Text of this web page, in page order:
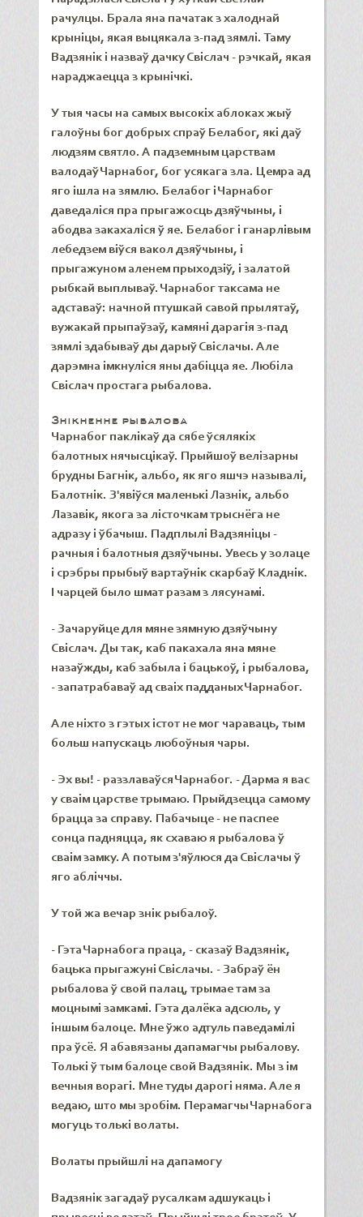
рачулцы. Брала яна пачатак з халоднай
крыніцы, якая выцякала з-пад зямлі. Таму
Вадзянік і назваў дачку Свіслач - рэчкай, якая
нараджаецца з крынічкі.
У тыя часы на самых высокіх аблоках жыў
галоўны бог добрых спраў Белабог, які даў
людзям святло. А падземным царствам
валодаў Чарнабог, бог усякага зла. Цемра ад
яго ішла на зямлю. Белабог і Чарнабог
даведаліся пра прыгажосць дзяўчыны, і
абодва закахаліся ў яе. Белабог і ганарлівым
лебедзем віўся вакол дзяўчыны, і
прыгажуном аленем прыходзіў, і залатой
рыбкай выплываў. Чарнабог таксама не
адставаў: начной птушкай савой прылятаў,
вужакай прыпаўзаў, камяні дарагія з-пад
зямлі здабываў ды дарыў Свіслачы. Але
дарэмна імкнуліся яны дабіцца яе. Любіла
Свіслач простага рыбалова.
Знікненне рыбалова
Чарнабог паклікаў да сябе ўсялякіх
балотных нячысцікаў. Прыйшоў велізарны
брудны Багнік, альбо, як яго яшчэ называлі,
Балотнік. З'явіўся маленькі Лазнік, альбо
Лазавік, якога за лісточкам трыснёга не
адразу і ўбачыш. Падплылі Вадзяніцы -
рачныя і балотныя дзяўчыны. Увесь у золаце
і срэбры прыбыў вартаўнік скарбаў Кладнік.
І чарцей было шмат разам з лясунамі.
- Зачаруйце для мяне зямную дзяўчыну
Свіслач. Ды так, каб пакахала яна мяне
назаўжды, каб забыла і бацькоў, і рыбалова,
- запатрабаваў ад сваіх падданых Чарнабог.
Але ніхто з гэтых істот не мог чараваць, тым
больш напускаць любоўныя чары.
- Эх вы! - раззлаваўся Чарнабог. - Дарма я вас
у сваім царстве трымаю. Прыйдзецца самому
брацца за справу. Пабачыце - не паспее
сонца падняцца, як схаваю я рыбалова ў
сваім замку. А потым з'яўлюся да Свіслачы ў
яго абліччы.
У той жа вечар знік рыбалоў.
- Гэта Чарнабога праца, - сказаў Вадзянік,
бацька прыгажуні Свіслачы. - Забраў ён
рыбалова ў свой палац, трымае там за
моцнымі замкамі. Гэта далёка адсюль, у
іншым балоце. Мне ўжо адтуль паведамілі
пра ўсё. Я абавязаны дапамагчы рыбалову.
Толькі ў тым балоце свой Вадзянік. Мы з ім
вечныя ворагі. Мне туды дарогі няма. Але я
ведаю, што мы зробім. Перамагчы Чарнабога
могуць толькі волаты.
Волаты прыйшлі на дапамогу
Вадзянік загадаў русалкам адшукаць і